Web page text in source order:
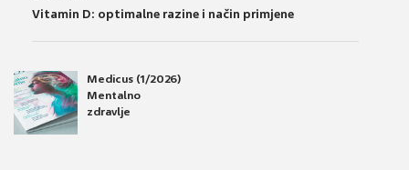
Vitamin D: optimalne razine i način primjene
Medicus (1/2026)
Mentalno
zdravlje